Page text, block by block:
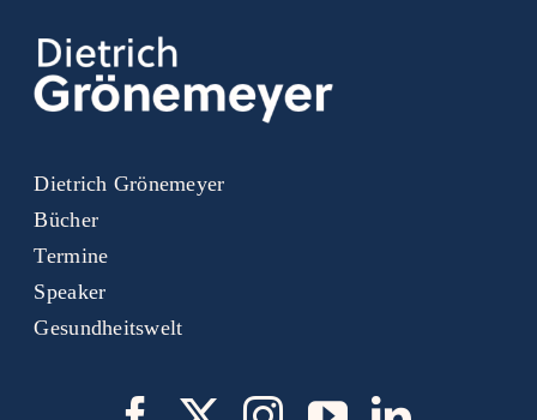
Dietrich Grönemeyer
Bücher
Termine
Speaker
Gesundheitswelt